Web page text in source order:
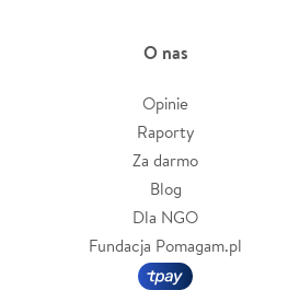
O nas
Opinie
Raporty
Za darmo
Blog
Dla NGO
Fundacja Pomagam.pl